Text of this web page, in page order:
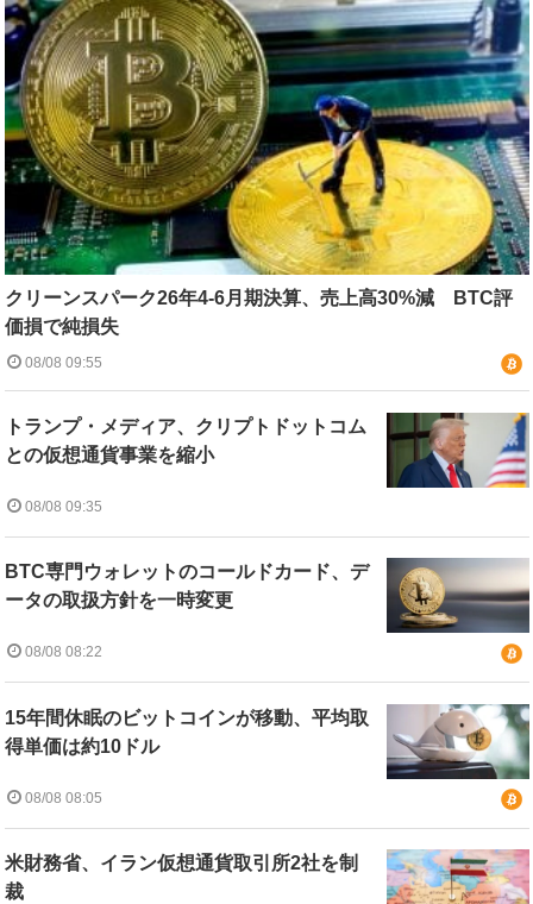
クリーンスパーク26年4-6月期決算、売上高30%減 BTC評
価損で純損失
08/08 09:55
トランプ・メディア、クリプトドットコム
との仮想通貨事業を縮小
08/08 09:35
BTC専門ウォレットのコールドカード、デ
ータの取扱方針を一時変更
08/08 08:22
15年間休眠のビットコインが移動、平均取
得単価は約10ドル
08/08 08:05
米財務省、イラン仮想通貨取引所2社を制
裁